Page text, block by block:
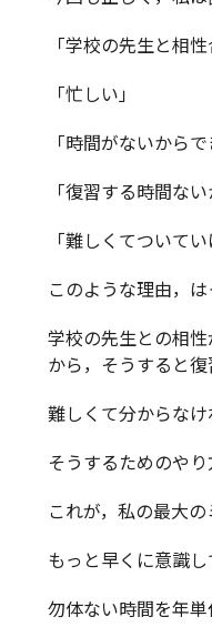
「学校の先生と相
「忙しい」
「時間がないからで
「復習する時間な
「難しくてついてい
このような理由，
学校の先生との相
から，そうすると復
難しくて分からな
そうするためのやり
これが，私の最大
もっと早くに意識
勿体ない時間を年単